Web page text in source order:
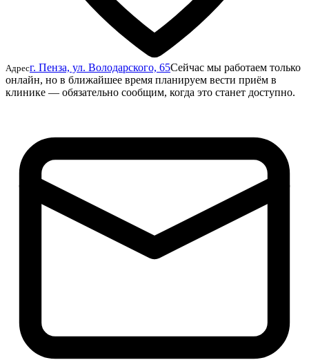
Адресг. Пенза, ул. Володарского, 65Сейчас мы работаем только
онлайн, но в ближайшее время планируем вести приём в
клинике — обязательно сообщим, когда это станет доступно.